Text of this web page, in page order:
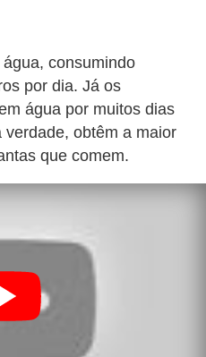
consumindo
por dia. Já os
água por muitos dias
obtêm a maior
que comem.